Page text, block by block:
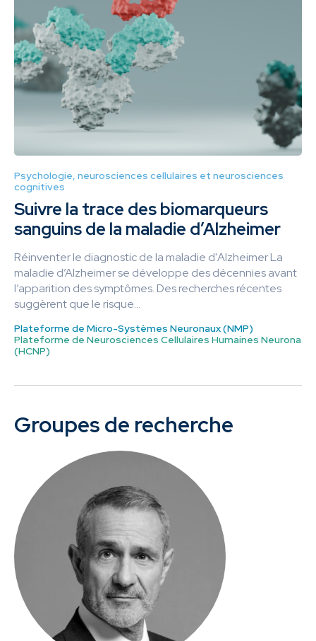
Psychologie, neurosciences cellulaires et neurosciences
cognitives
Suivre la trace des biomarqueurs
sanguins de la maladie d’Alzheimer
Réinventer le diagnostic de la maladie d'Alzheimer La
maladie d’Alzheimer se développe des décennies avant
l’apparition des symptômes. Des recherches récentes
suggèrent que le risque...
Plateforme de Micro-Systèmes Neuronaux (NMP)
Plateforme de Neurosciences Cellulaires Humaines Neurona
(HCNP)
Groupes de recherche